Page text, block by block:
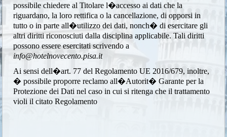
possibile chiedere al Titolare l�accesso ai dati che la
riguardano, la loro rettifica o la cancellazione, di opporsi in
tutto o in parte all�utilizzo dei dati, nonch� di esercitare gli
altri diritti riconosciuti dalla disciplina applicabile. Tali diritti
possono essere esercitati scrivendo a
info@hotelnovecento.pisa.it
Ai sensi dell�art. 77 del Regolamento UE 2016/679, inoltre,
� possibile proporre reclamo all�Autorit� Garante per la
Protezione dei Dati nel caso in cui si ritenga che il trattamento
violi il citato Regolamento